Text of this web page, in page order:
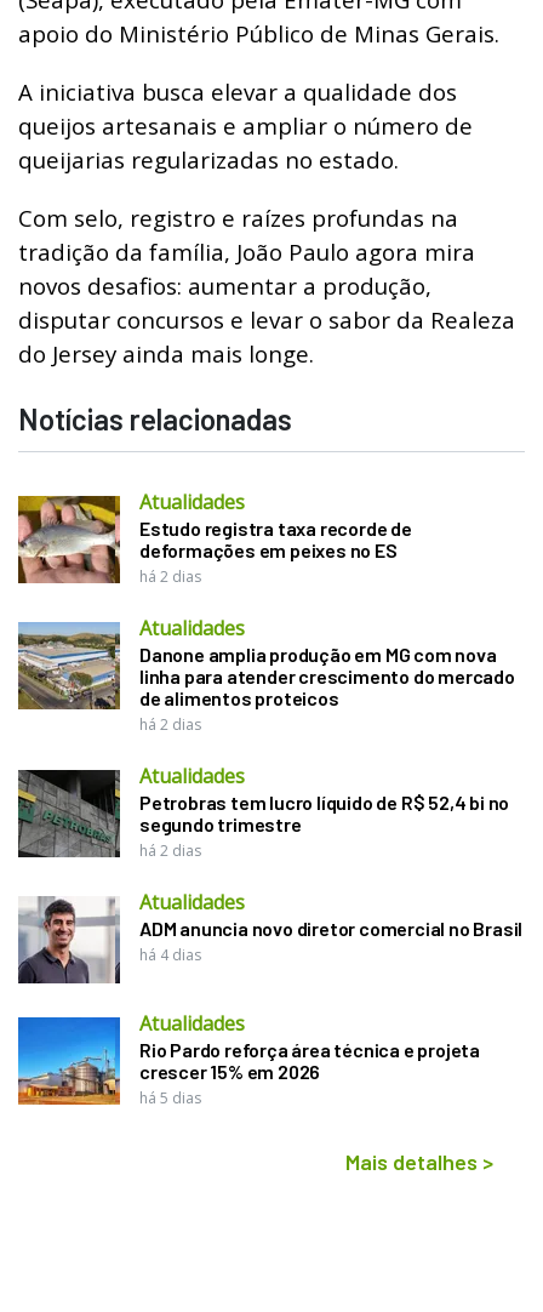
apoio do Ministério Público de Minas Gerais.
A iniciativa busca elevar a qualidade dos
queijos artesanais e ampliar o número de
queijarias regularizadas no estado.
Com selo, registro e raízes profundas na
tradição da família, João Paulo agora mira
novos desafios: aumentar a produção,
disputar concursos e levar o sabor da Realeza
do Jersey ainda mais longe.
Notícias relacionadas
Atualidades
Estudo registra taxa recorde de
deformações em peixes no ES
há 2 dias
Atualidades
Danone amplia produção em MG com nova
linha para atender crescimento do mercado
de alimentos proteicos
há 2 dias
Atualidades
Petrobras tem lucro líquido de R$ 52,4 bi no
segundo trimestre
há 2 dias
Atualidades
ADM anuncia novo diretor comercial no Brasil
há 4 dias
Atualidades
Rio Pardo reforça área técnica e projeta
crescer 15% em 2026
há 5 dias
Mais detalhes >